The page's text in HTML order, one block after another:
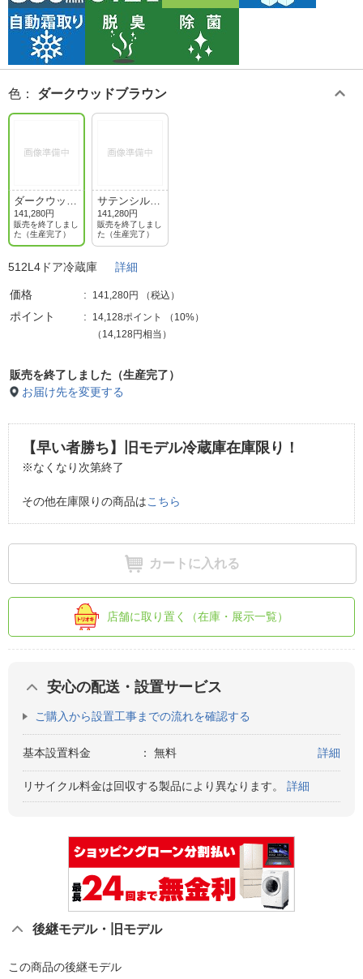
色 ： ダークウッドブラウン
ダークウッド
ブラウン
141,280円
販売を終了しまし
た（生産完了）
サテンシルバ
ー
141,280円
販売を終了しまし
た（生産完了）
512L4ドア冷蔵庫 詳細
価格 141,280円 （税込）
ポイント 14,128ポイント （ 10%）
（14,128円相当）
販売を終了しました（生産完了）
お届け先を変更する
【早い者勝ち】旧モデル冷蔵庫在庫限り！
※なくなり次第終了
その他在庫限りの商品はこちら
カートに入れる
店舗に取り置く（在庫・展示一覧）
安心の配送・設置サービス
ご購入から設置工事までの流れを確認する
基本設置料金 ： 無料 詳細
リサイクル料金は回収する製品により異なります。 詳細
後継モデル・旧モデル
この商品の後継モデル